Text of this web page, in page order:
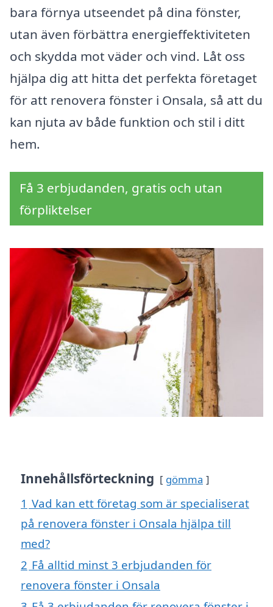
bara förnya utseendet på dina fönster,
utan även förbättra energieffektiviteten
och skydda mot väder och vind. Låt oss
hjälpa dig att hitta det perfekta företaget
för att renovera fönster i Onsala, så att du
kan njuta av både funktion och stil i ditt
hem.
Få 3 erbjudanden, gratis och utan
förpliktelser
Innehållsförteckning gömma
1 Vad kan ett företag som är specialiserat
på renovera fönster i Onsala hjälpa till
med?
2 Få alltid minst 3 erbjudanden för
renovera fönster i Onsala